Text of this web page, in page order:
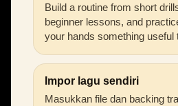
Build a routine from short
beginner lessons, and
your hands something useful
Impor lagu sendiri
Masukkan file dan backing